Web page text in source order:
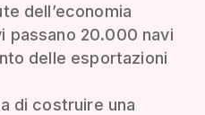
dell’economia
passano 20.000 navi
delle esportazioni
di costruire una